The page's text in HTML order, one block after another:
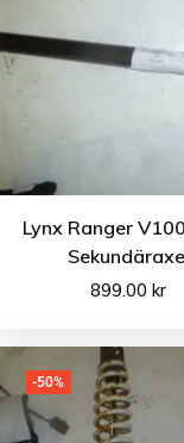
Lynx Ranger
899.00kr
-50%